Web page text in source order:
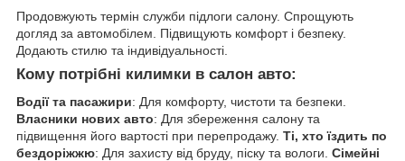
Продовжують термін служби підлоги салону. Спрощують
догляд за автомобілем. Підвищують комфорт і безпеку.
Додають стилю та індивідуальності.
Кому потрібні килимки в салон авто:
Водії та пасажири: Для комфорту, чистоти та безпеки.
Власники нових авто: Для збереження салону та
підвищення його вартості при перепродажу. Ті, хто їздить по
бездоріжжю: Для захисту від бруду, піску та вологи. Сімейні